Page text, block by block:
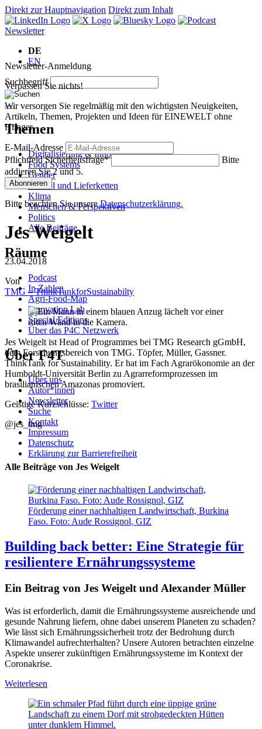
Direkt zur Hauptnavigation Direkt zum Inhalt
Newsletter
DE
EN
Suchbegriff
Themen
Digitalisierung & Innovation
Food Systems
Gender
Handel und Lieferketten
Klima
Menschen & Perspektiven
Politics
Alle Beiträge
Räume
Podcast
In Zahlen
Agri-Food-Map
Innovation Lab
Special Editions
Über das P4C Netzwerk
Über F4T
Über uns
Autor*innen
Newsletter
Suche
Kontakt
Impressum
Datenschutz
Erklärung zur Barrierefreiheit
Newsletter-Anmeldung
Verpassen Sie nichts!
Wir versorgen Sie regelmäßig mit den wichtigsten Neuigkeiten,
Artikeln, Themen, Projekten und Ideen für EINEWELT ohne
Hunger.
E-Mail-Adresse
PflichtfeldSicherheitsfrage*
Bitte
addieren Sie 2 und 5.
Abonnieren
Bitte beachten Sie unsereDatenschutzerklärung.
Jes Weigelt
23.04.2018
Von
TMG – ThinkTankforSustainabilty
Jes Weigelt ist Head of Programmes bei TMG Research gGmbH,
dem Forschungsbereich von TMG. Töpfer, Müller, Gassner.
ThinkTank for Sustainability. Er hat im Fach Agrarökonomie an der
Humboldt-Universität Berlin zu Agrarreformprozessen im
brasilianischen Amazonas promoviert.
Geistige Kurzschlüsse: Twitter
@jes_tmg
Alle Beiträge von Jes Weigelt
Förderung einer nachhaltigen Landwirtschaft, Burkina
Faso. Foto: Aude Rossignol, GIZ
Building back better: Eine Strategie für
resilientere Ernährungssysteme
Ein Beitrag von Jes Weigelt und Alexander Müller
Was ist erforderlich, damit die Ernährungssysteme ausreichende und
gesunde Nahrung liefern, ohne dabei unserem Planeten zu schaden?
Wie lässt sich Ernährungssicherheit trotz der Bedrohung durch
Klimawandel aufrechterhalten? Unsere Autoren betrachten einzelne
Aspekte unserer zukünftigen Ernährungssysteme im Kontext der
Coronakrise.
Weiterlesen